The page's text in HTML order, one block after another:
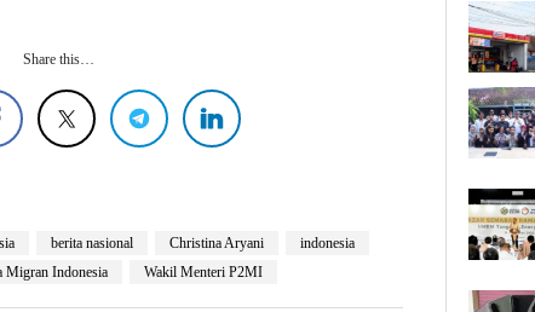
Share this…
berita nasional Christina Aryani
indonesia
Migran Indonesia Wakil Menteri P2MI